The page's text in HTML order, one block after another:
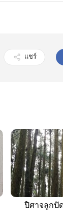
แชร์
ปิศาจลูกปั